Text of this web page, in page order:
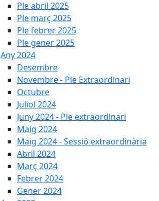
Ple abril 2025
Ple març 2025
Ple febrer 2025
Ple gener 2025
Any 2024
Desembre
Novembre - Ple Extraordinari
Octubre
Juliol 2024
Juny 2024 - Ple extraordinari
Maig 2024
Maig 2024 - Sessió extraordinària
Abril 2024
Març 2024
Febrer 2024
Gener 2024